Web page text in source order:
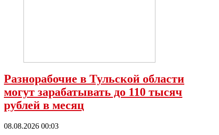
Разнорабочие в Тульской области
могут зарабатывать до 110 тысяч
рублей в месяц
08.08.2026 00:03